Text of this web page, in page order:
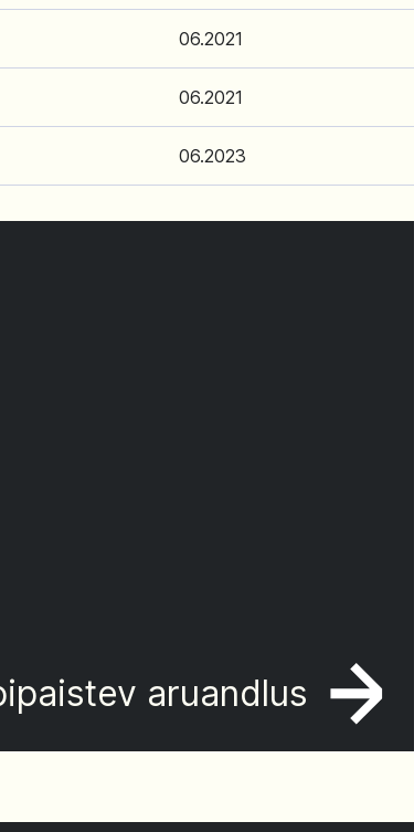
06.2021
06.2021
06.2023
aruandlus